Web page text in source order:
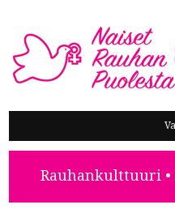
NAISET
Rauhankulttuuri •